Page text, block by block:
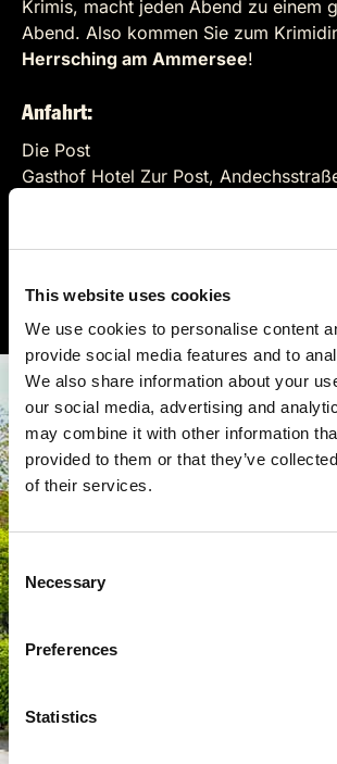
This website uses cookies
We use cookies to personalise content
provide social media features and to
We also share information about your
our social media, advertising and
may combine it with other information
provided to them or that they’ve
of their services.
Consent
Selection
Necessary
Preferences
Statistics
Krimis, macht jeden Abend zu einem
Abend. Also kommen Sie zum
Herrsching am Ammersee!
Anfahrt:
Die Post
Gasthof Hotel Zur Post,
https://post-herrsching.de/